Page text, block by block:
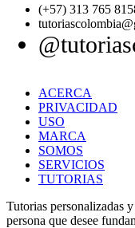
(+57) 313 765
ACERCA
PRIVACIDAD
USO
MARCA
SOMOS
SERVICIOS
TUTORIAS
Tutorias personalizadas
persona que desee